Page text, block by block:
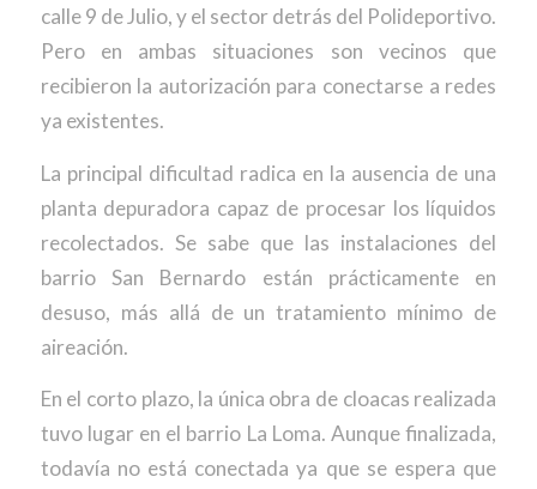
calle 9 de Julio, y el sector detrás del Polideportivo.
Pero en ambas situaciones son vecinos que
recibieron la autorización para conectarse a redes
ya existentes.
La principal dificultad radica en la ausencia de una
planta depuradora capaz de procesar los líquidos
recolectados. Se sabe que las instalaciones del
barrio San Bernardo están prácticamente en
desuso, más allá de un tratamiento mínimo de
aireación.
En el corto plazo, la única obra de cloacas realizada
tuvo lugar en el barrio La Loma. Aunque finalizada,
todavía no está conectada ya que se espera que